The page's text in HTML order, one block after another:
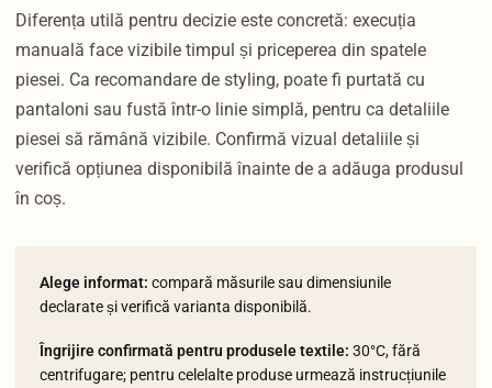
Diferența utilă pentru decizie este concretă: execuția
manuală face vizibile timpul și priceperea din spatele
piesei. Ca recomandare de styling, poate fi purtată cu
pantaloni sau fustă într-o linie simplă, pentru ca detaliile
piesei să rămână vizibile. Confirmă vizual detaliile și
verifică opțiunea disponibilă înainte de a adăuga produsul
în coș.
Alege informat: compară măsurile sau dimensiunile
declarate și verifică varianta disponibilă.
Îngrijire confirmată pentru produsele textile: 30°C, fără
centrifugare; pentru celelalte produse urmează instrucțiunile